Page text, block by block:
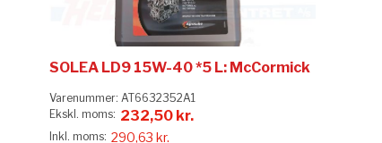
290,63 kr.
232,50 kr.
SOLEA LD9 15W-40 *5 L: McCormick
Varenummer: AT6632352A1